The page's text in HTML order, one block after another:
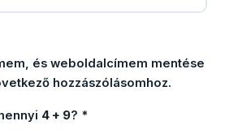
és weboldalcímem mentése
hozzászólásomhoz.
4 + 9? *